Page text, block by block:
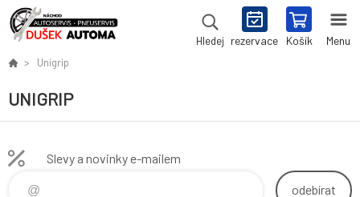
Hledej rezervace Košík Menu
Unigrip
UNIGRIP
Slevy a novinky e-mailem
odebírat